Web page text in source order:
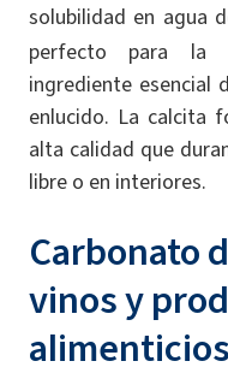
solubilidad en agua
perfecto para la
ingrediente esencial
enlucido. La calcita
alta calidad que
libre o en interiores.
Carbonato
vinos y
alimenticios